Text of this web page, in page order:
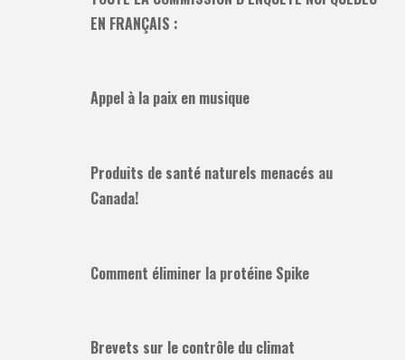
EN FRANÇAIS :
Appel à la paix en musique
Produits de santé naturels menacés au
Canada!
Comment éliminer la protéine Spike
Brevets sur le contrôle du climat